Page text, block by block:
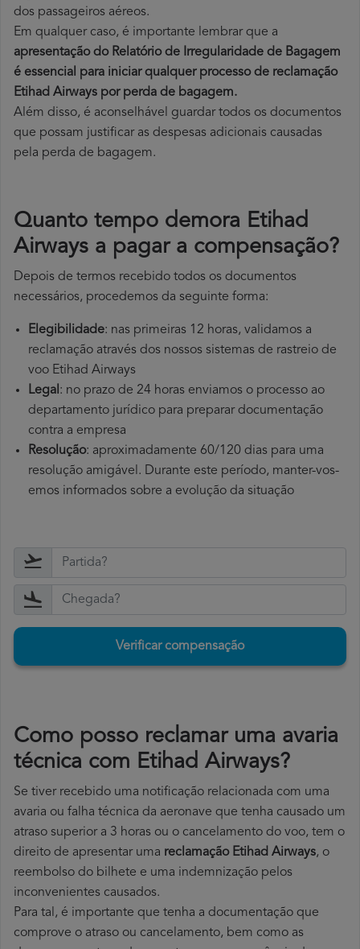
dos passageiros aéreos.
Em qualquer caso, é importante lembrar que a
apresentação do Relatório de Irregularidade de Bagagem
é essencial para iniciar qualquer processo de reclamação
Etihad Airways por perda de bagagem.
Além disso, é aconselhável guardar todos os documentos
que possam justificar as despesas adicionais causadas
pela perda de bagagem.
Quanto tempo demora Etihad
Airways a pagar a compensação?
Depois de termos recebido todos os documentos
necessários, procedemos da seguinte forma:
Elegibilidade: nas primeiras 12 horas, validamos a
reclamação através dos nossos sistemas de rastreio de
voo Etihad Airways
Legal: no prazo de 24 horas enviamos o processo ao
departamento jurídico para preparar documentação
contra a empresa
Resolução: aproximadamente 60/120 dias para uma
resolução amigável. Durante este período, manter-vos-
emos informados sobre a evolução da situação
Verificar compensação
Como posso reclamar uma avaria
técnica com Etihad Airways?
Se tiver recebido uma notificação relacionada com uma
avaria ou falha técnica da aeronave que tenha causado um
atraso superior a 3 horas ou o cancelamento do voo, tem o
direito de apresentar uma reclamação Etihad Airways, o
reembolso do bilhete e uma indemnização pelos
inconvenientes causados.
Para tal, é importante que tenha a documentação que
comprove o atraso ou cancelamento, bem como as